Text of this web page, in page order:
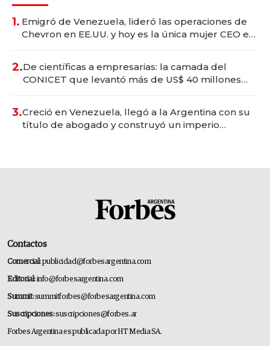
1. Emigró de Venezuela, lideró las operaciones de
Chevron en EE.UU. y hoy es la única mujer CEO en
2.De científicas a empresarias: la camada del
CONICET que levantó más de US$ 40 millones
3.Creció en Venezuela, llegó a la Argentina con su
título de abogado y construyó un imperio
Contactos
Comercial:publicidad@forbesargentina.com
Editorial:info@forbesargentina.com
Summit:summitforbes@forbesargentina.com
Suscripciones:suscripciones@forbes.ar
Forbes Argentina es publicada por HT Media SA.